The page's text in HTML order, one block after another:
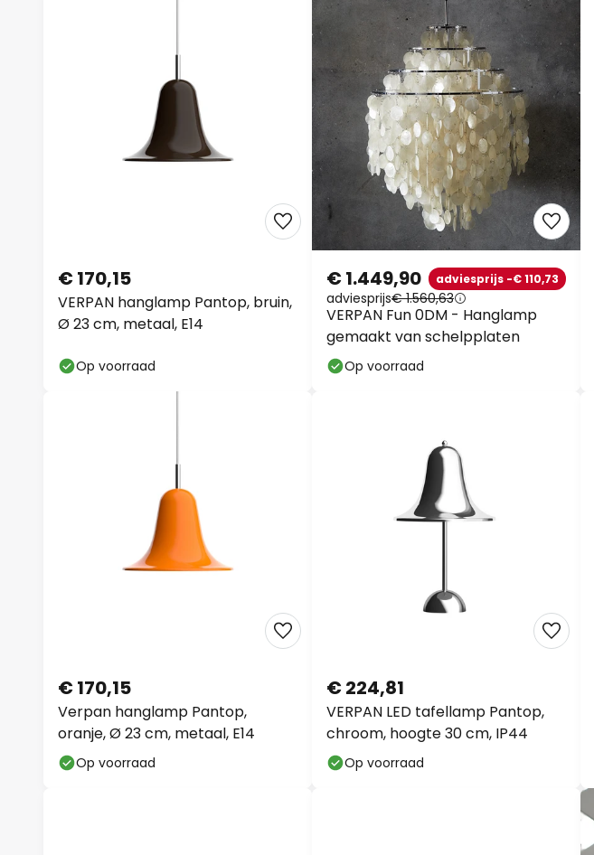
VERPAN hanglamp Pantop, bruin,
Ø 23 cm, metaal, E14
€ 170,15
Op voorraad
VERPAN Fun 0DM - Hanglamp
gemaakt van schelpplaten
€ 1.449,90 adviesprijs -€ 110,73
adviesprijs€ 1.560,63
Op voorraad
Verpan hanglamp Pantop,
oranje, Ø 23 cm, metaal, E14
€ 170,15
Op voorraad
VERPAN LED tafellamp Pantop,
chroom, hoogte 30 cm, IP44
€ 224,81
Op voorraad